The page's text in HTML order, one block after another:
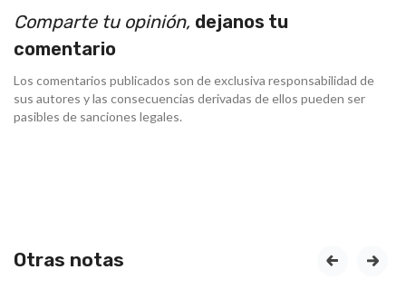
Comparte tu opinión, dejanos tu
comentario
Los comentarios publicados son de exclusiva responsabilidad de
sus autores y las consecuencias derivadas de ellos pueden ser
pasibles de sanciones legales.
Otras notas prev next